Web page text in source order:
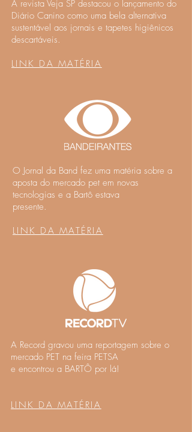
A revista Veja SP destacou o lançamento do
Diário Canino como uma bela alternativa
sustentável aos jornais e tapetes higiênicos
descartáveis.
LINK DA MATÉRIA
O Jornal da Band fez uma matéria sobre a
aposta do mercado pet em novas
tecnologias e a Bartô estava
presente.
LINK DA MATÉRIA
A Record gravou uma reportagem sobre o
mercado PET na feira PETSA
e encontrou a BARTÔ por lá!
LINK DA MATÉRIA